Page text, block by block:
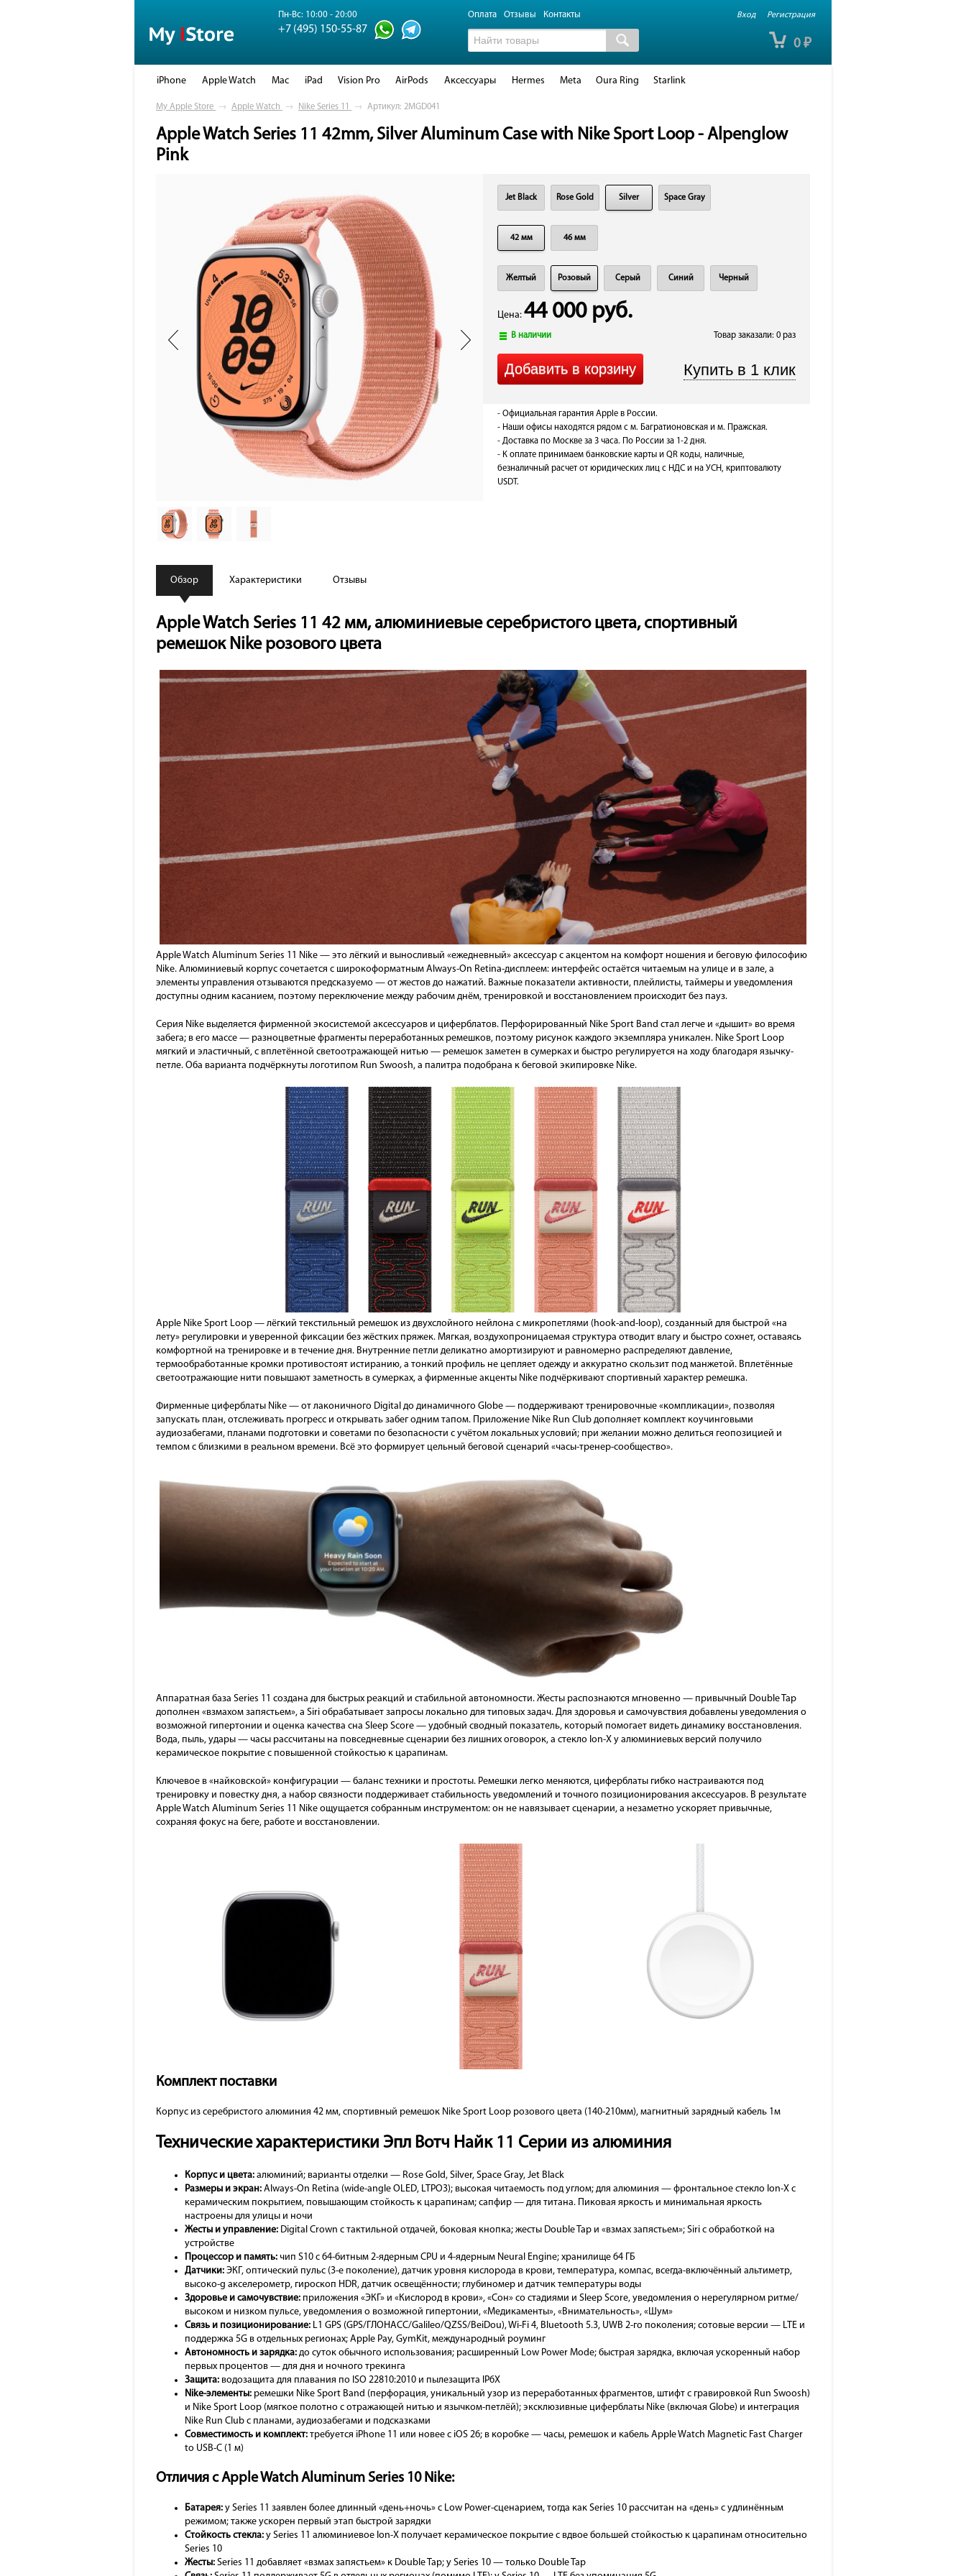
Вход Регистрация
Пн-Вс: 10:00 - 20:00
+7 (495) 150-55-87
Оплата Отзывы Контакты
0 ₽
iPhone Apple Watch Mac iPad Vision Pro AirPods Аксессуары Hermes Meta Oura Ring Starlink
My Apple Store → Apple Watch → Nike Series 11 → Артикул: 2MGD041
Apple Watch Series 11 42mm, Silver Aluminum Case with Nike Sport Loop - Alpenglow
Pink
Jet Black Rose Gold Silver Space Gray
42 мм 46 мм
Желтый Розовый Серый Синий Черный
Цена: 44 000 руб.
В наличии Товар заказали: 0 раз
- Официальная гарантия Apple в России.
- Наши офисы находятся рядом с м. Багратионовская и м. Пражская.
- Доставка по Москве за 3 часа. По России за 1-2 дня.
- К оплате принимаем банковские карты и QR коды, наличные,
безналичный расчет от юридических лиц с НДС и на УСН, криптовалюту
USDT.
Обзор Характеристики Отзывы
Apple Watch Series 11 42 мм, алюминиевые серебристого цвета, спортивный
ремешок Nike розового цвета
Apple Watch Aluminum Series 11 Nike — это лёгкий и выносливый «ежедневный» аксессуар с акцентом на комфорт ношения и беговую философию
Nike. Алюминиевый корпус сочетается с широкоформатным Always-On Retina-дисплеем: интерфейс остаётся читаемым на улице и в зале, а
элементы управления отзываются предсказуемо — от жестов до нажатий. Важные показатели активности, плейлисты, таймеры и уведомления
доступны одним касанием, поэтому переключение между рабочим днём, тренировкой и восстановлением происходит без пауз.
Серия Nike выделяется фирменной экосистемой аксессуаров и циферблатов. Перфорированный Nike Sport Band стал легче и «дышит» во время
забега; в его массе — разноцветные фрагменты переработанных ремешков, поэтому рисунок каждого экземпляра уникален. Nike Sport Loop
мягкий и эластичный, с вплетённой светоотражающей нитью — ремешок заметен в сумерках и быстро регулируется на ходу благодаря язычку-
петле. Оба варианта подчёркнуты логотипом Run Swoosh, а палитра подобрана к беговой экипировке Nike.
Apple Nike Sport Loop — лёгкий текстильный ремешок из двухслойного нейлона с микропетлями (hook-and-loop), созданный для быстрой «на
лету» регулировки и уверенной фиксации без жёстких пряжек. Мягкая, воздухопроницаемая структура отводит влагу и быстро сохнет, оставаясь
комфортной на тренировке и в течение дня. Внутренние петли деликатно амортизируют и равномерно распределяют давление,
термообработанные кромки противостоят истиранию, а тонкий профиль не цепляет одежду и аккуратно скользит под манжетой. Вплетённые
светоотражающие нити повышают заметность в сумерках, а фирменные акценты Nike подчёркивают спортивный характер ремешка.
Фирменные циферблаты Nike — от лаконичного Digital до динамичного Globe — поддерживают тренировочные «компликации», позволяя
запускать план, отслеживать прогресс и открывать забег одним тапом. Приложение Nike Run Club дополняет комплект коучинговыми
аудиозабегами, планами подготовки и советами по безопасности с учётом локальных условий; при желании можно делиться геопозицией и
темпом с близкими в реальном времени. Всё это формирует цельный беговой сценарий «часы-тренер-сообщество».
Аппаратная база Series 11 создана для быстрых реакций и стабильной автономности. Жесты распознаются мгновенно — привычный Double Tap
дополнен «взмахом запястьем», а Siri обрабатывает запросы локально для типовых задач. Для здоровья и самочувствия добавлены уведомления о
возможной гипертонии и оценка качества сна Sleep Score — удобный сводный показатель, который помогает видеть динамику восстановления.
Вода, пыль, удары — часы рассчитаны на повседневные сценарии без лишних оговорок, а стекло Ion-X у алюминиевых версий получило
керамическое покрытие с повышенной стойкостью к царапинам.
Ключевое в «найковской» конфигурации — баланс техники и простоты. Ремешки легко меняются, циферблаты гибко настраиваются под
тренировку и повестку дня, а набор связности поддерживает стабильность уведомлений и точного позиционирования аксессуаров. В результате
Apple Watch Aluminum Series 11 Nike ощущается собранным инструментом: он не навязывает сценарии, а незаметно ускоряет привычные,
сохраняя фокус на беге, работе и восстановлении.
Комплект поставки
Корпус из серебристого алюминия 42 мм, спортивный ремешок Nike Sport Loop розового цвета (140-210мм), магнитный зарядный кабель 1м
Технические характеристики Эпл Вотч Найк 11 Серии из алюминия
Корпус и цвета: алюминий; варианты отделки — Rose Gold, Silver, Space Gray, Jet Black
Размеры и экран: Always-On Retina (wide-angle OLED, LTPO3); высокая читаемость под углом; для алюминия — фронтальное стекло Ion-X с
керамическим покрытием, повышающим стойкость к царапинам; сапфир — для титана. Пиковая яркость и минимальная яркость
настроены для улицы и ночи
Жесты и управление: Digital Crown с тактильной отдачей, боковая кнопка; жесты Double Tap и «взмах запястьем»; Siri с обработкой на
устройстве
Процессор и память: чип S10 с 64-битным 2-ядерным CPU и 4-ядерным Neural Engine; хранилище 64 ГБ
Датчики: ЭКГ, оптический пульс (3-е поколение), датчик уровня кислорода в крови, температура, компас, всегда-включённый альтиметр,
высоко-g акселерометр, гироскоп HDR, датчик освещённости; глубиномер и датчик температуры воды
Здоровье и самочувствие: приложения «ЭКГ» и «Кислород в крови», «Сон» со стадиями и Sleep Score, уведомления о нерегулярном ритме/
высоком и низком пульсе, уведомления о возможной гипертонии, «Медикаменты», «Внимательность», «Шум»
Связь и позиционирование: L1 GPS (GPS/ГЛОНАСС/Galileo/QZSS/BeiDou), Wi-Fi 4, Bluetooth 5.3, UWB 2-го поколения; сотовые версии — LTE и
поддержка 5G в отдельных регионах; Apple Pay, GymKit, международный роуминг
Автономность и зарядка: до суток обычного использования; расширенный Low Power Mode; быстрая зарядка, включая ускоренный набор
первых процентов — для дня и ночного трекинга
Защита: водозащита для плавания по ISO 22810:2010 и пылезащита IP6X
Nike-элементы: ремешки Nike Sport Band (перфорация, уникальный узор из переработанных фрагментов, штифт с гравировкой Run Swoosh)
и Nike Sport Loop (мягкое полотно с отражающей нитью и язычком-петлёй); эксклюзивные циферблаты Nike (включая Globe) и интеграция
Nike Run Club с планами, аудиозабегами и подсказками
Совместимость и комплект: требуется iPhone 11 или новее с iOS 26; в коробке — часы, ремешок и кабель Apple Watch Magnetic Fast Charger
to USB-C (1 м)
Отличия с Apple Watch Aluminum Series 10 Nike:
Батарея: у Series 11 заявлен более длинный «день+ночь» с Low Power-сценарием, тогда как Series 10 рассчитан на «день» с удлинённым
режимом; также ускорен первый этап быстрой зарядки
Стойкость стекла: у Series 11 алюминиевое Ion-X получает керамическое покрытие с вдвое большей стойкостью к царапинам относительно
Series 10
Жесты: Series 11 добавляет «взмах запястьем» к Double Tap; у Series 10 — только Double Tap